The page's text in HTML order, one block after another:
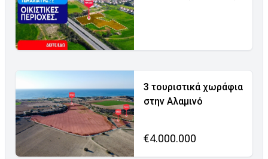
3 τουριστικά χωράφια
στην Αλαμινό
€4.000.000